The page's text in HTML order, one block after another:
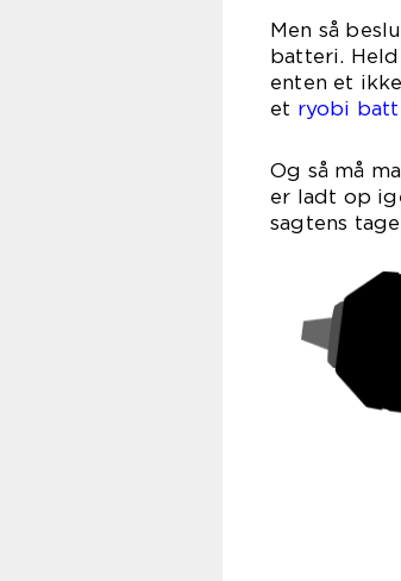
Men så
batteri.
enten et
et ryobi
Og så må
er ladt op
sagtens